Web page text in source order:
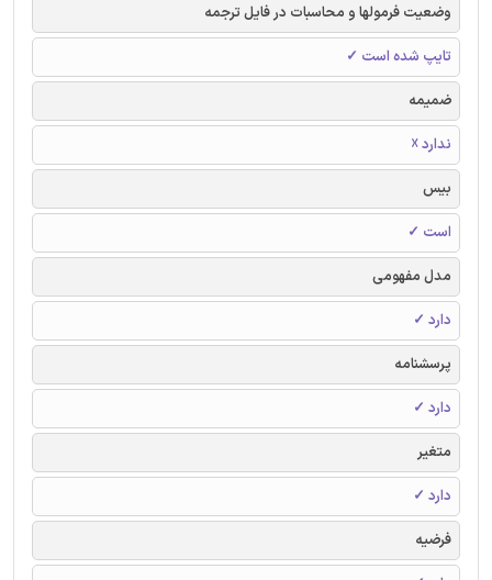
وضعیت فرمولها و محاسبات در فایل ترجمه
تایپ شده است ✓
ضمیمه
ندارد ☓
بیس
است ✓
مدل مفهومی
دارد ✓
پرسشنامه
دارد ✓
متغیر
دارد ✓
فرضیه